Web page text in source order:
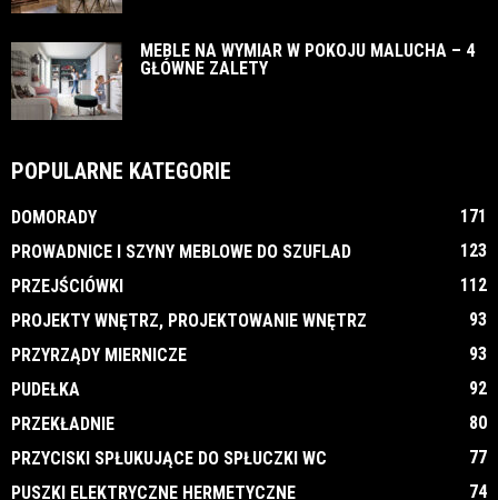
MEBLE NA WYMIAR W POKOJU MALUCHA – 4
GŁÓWNE ZALETY
POPULARNE KATEGORIE
DOMORADY
171
PROWADNICE I SZYNY MEBLOWE DO SZUFLAD
123
PRZEJŚCIÓWKI
112
PROJEKTY WNĘTRZ, PROJEKTOWANIE WNĘTRZ
93
PRZYRZĄDY MIERNICZE
93
PUDEŁKA
92
PRZEKŁADNIE
80
PRZYCISKI SPŁUKUJĄCE DO SPŁUCZKI WC
77
PUSZKI ELEKTRYCZNE HERMETYCZNE
74